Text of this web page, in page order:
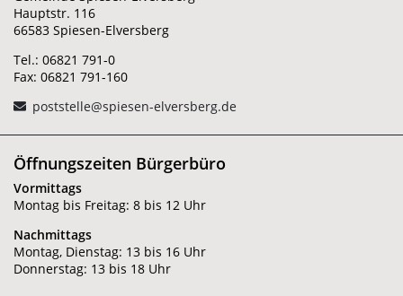
Hauptstr. 116
66583 Spiesen-Elversberg
Tel.: 06821 791-0
Fax: 06821 791-160
poststelle@spiesen-elversberg.de
Öffnungszeiten Bürgerbüro
Vormittags
Montag bis Freitag: 8 bis 12 Uhr
Nachmittags
Montag, Dienstag: 13 bis 16 Uhr
Donnerstag: 13 bis 18 Uhr